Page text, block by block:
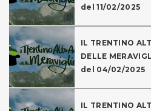
del 11/02/2025
IL TRENTINO
DELLE
del 04/02/2025
IL TRENTINO